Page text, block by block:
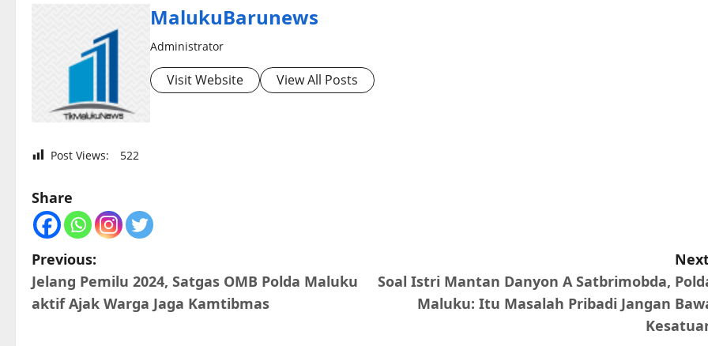
MalukuBarunews
Administrator
Visit Website View All Posts
Post Views: 522
Share
P
o
Previous:
Jelang Pemilu 2024, Satgas OMB Polda Maluku
aktif Ajak Warga Jaga Kamtibmas
Soal Istri Mantan Danyon A Satbrimobda,
Maluku: Itu Masalah Pribadi Jangan